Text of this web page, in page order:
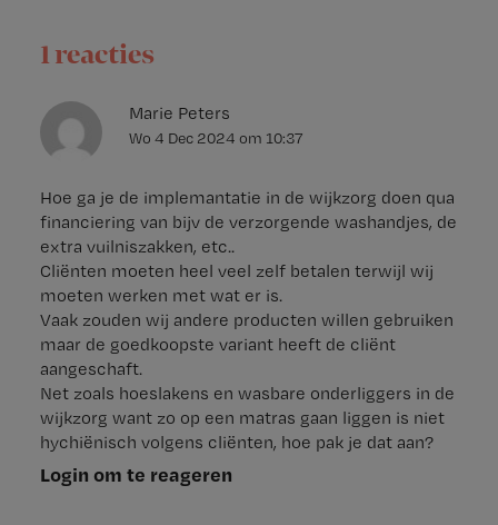
1 reacties
Marie Peters
Wo 4 Dec 2024 om 10:37
Hoe ga je de implemantatie in de wijkzorg doen qua
financiering van bijv de verzorgende washandjes, de
extra vuilniszakken, etc..
Cliënten moeten heel veel zelf betalen terwijl wij
moeten werken met wat er is.
Vaak zouden wij andere producten willen gebruiken
maar de goedkoopste variant heeft de cliënt
aangeschaft.
Net zoals hoeslakens en wasbare onderliggers in de
wijkzorg want zo op een matras gaan liggen is niet
hychiënisch volgens cliënten, hoe pak je dat aan?
Login om te reageren